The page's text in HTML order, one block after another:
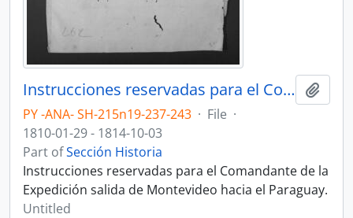
Instrucciones reservadas para el Comandante de la Expedición salida de Montevideo hacia el Paraguay.
PY -ANA- SH-215n19-237-243 · File ·
1810-01-29 - 1814-10-03
Part ofSección Historia
Instrucciones reservadas para el Comandante de la
Expedición salida de Montevideo hacia el Paraguay.
Untitled